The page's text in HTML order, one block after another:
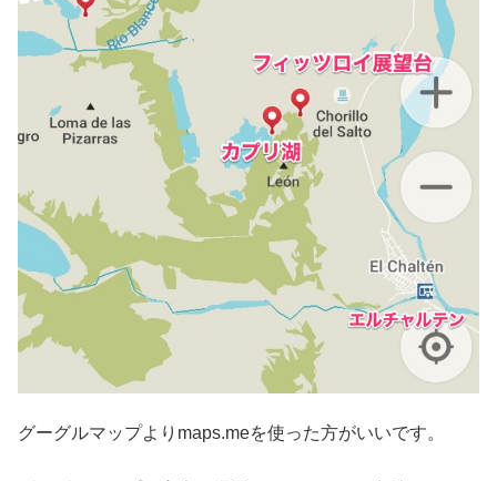
グーグルマップよりmaps.meを使った方がいいです。